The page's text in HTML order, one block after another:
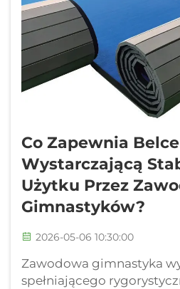
Co Zapewnia
Wystarczającą
Użytku Przez
Gimnastyków?
2026-05-06 10:30:00
Zawodowa gimnastyka
spełniającego